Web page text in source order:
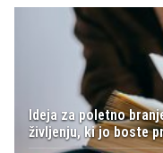
Ideja za poletno
življenju, ki jo boste